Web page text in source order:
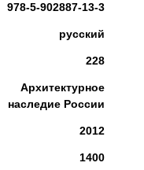
978-5-902887-13-3
русский
228
Архитектурное
наследие России
2012
1400